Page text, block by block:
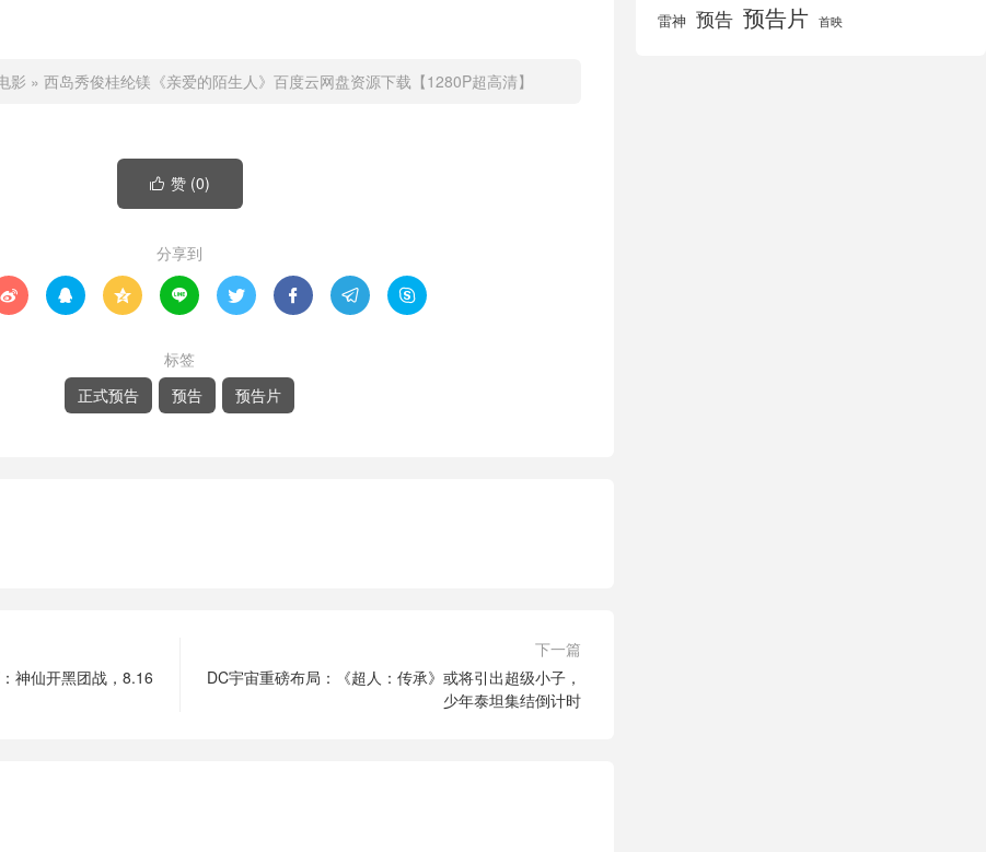
影 » 西岛秀俊桂纶镁《亲爱的陌生人》百度云网盘资源下载【1280P超高清】
 赞 (0)
分享到
       
标签
正式预告
预告 预告片
神仙开黑团战，8.16
下一篇
DC宇宙重磅布局：《超人：传承》或将引出超级小子，
少年泰坦集结倒计时
雷神 预告 预告片 首映